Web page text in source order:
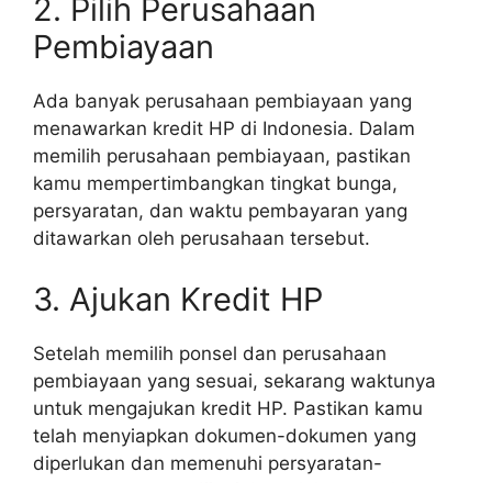
2. Pilih Perusahaan
Pembiayaan
Ada banyak perusahaan pembiayaan yang
menawarkan kredit HP di Indonesia. Dalam
memilih perusahaan pembiayaan, pastikan
kamu mempertimbangkan tingkat bunga,
persyaratan, dan waktu pembayaran yang
ditawarkan oleh perusahaan tersebut.
3. Ajukan Kredit HP
Setelah memilih ponsel dan perusahaan
pembiayaan yang sesuai, sekarang waktunya
untuk mengajukan kredit HP. Pastikan kamu
telah menyiapkan dokumen-dokumen yang
diperlukan dan memenuhi persyaratan-